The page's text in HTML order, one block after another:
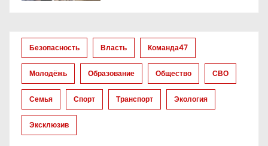
з
а
п
и
с
Безопасность Власть Команда47
Молодёжь Образование Общество СВО
Семья Спорт Транспорт Экология
Эксклюзив